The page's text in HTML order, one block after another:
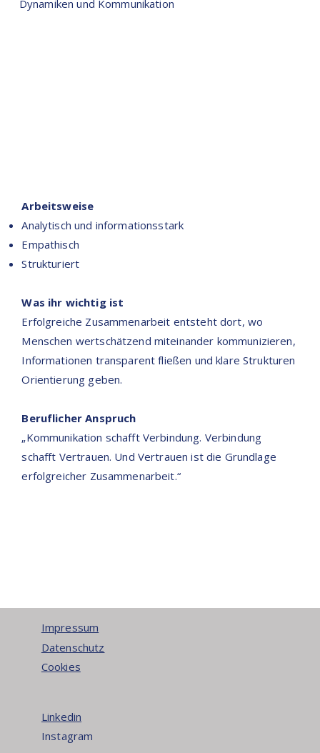
Dynamiken und Kommunikation
Arbeitsweise
Analytisch und informationsstark
Empathisch
Strukturiert
Was ihr wichtig ist
Erfolgreiche Zusammenarbeit entsteht dort, wo
Menschen wertschätzend miteinander kommunizieren,
Informationen transparent fließen und klare Strukturen
Orientierung geben.
Beruflicher Anspruch
„Kommunikation schafft Verbindung. Verbindung
schafft Vertrauen. Und Vertrauen ist die Grundlage
erfolgreicher Zusammenarbeit.“
Impressum
Datenschutz
Cookies
Linkedin
Instagram